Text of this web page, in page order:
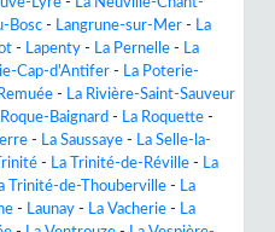
Bosc - Langrune-sur-Mer - La
- Lapenty - La Pernelle - La
Cap-d'Antifer - La Poterie-
- La Rivière-Saint-Sauveur
Roque-Baignard - La Roquette -
- La Saussaye - La Selle-la-
- La Trinité-de-Réville - La
Trinité-de-Thouberville - La
- Launay - La Vacherie - La